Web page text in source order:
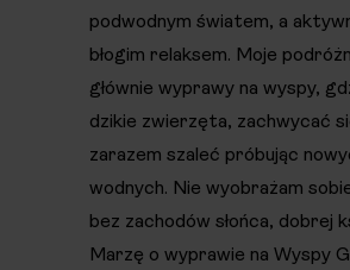
podwodnym światem, a
błogim relaksem. Moje
głównie wyprawy na wyspy,
dzikie zwierzęta, zachwycać
zarazem szaleć próbując
wodnych. Nie wyobrażam
bez zachodów słońca, dobrej
Marzę o wyprawie na Wyspy